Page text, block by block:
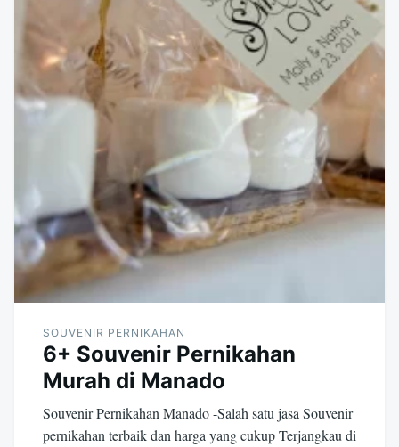
SOUVENIR PERNIKAHAN
6+ Souvenir Pernikahan
Murah di Manado
Souvenir Pernikahan Manado -Salah satu jasa Souvenir
pernikahan terbaik dan harga yang cukup Terjangkau di